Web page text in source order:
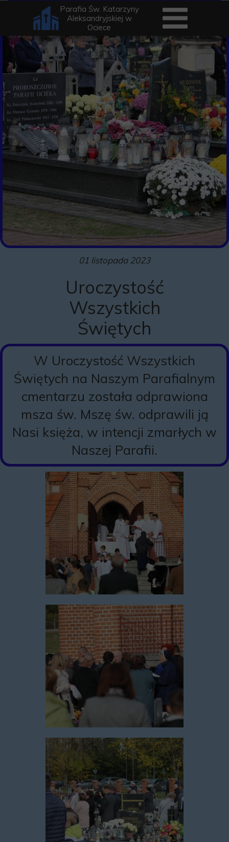
Parafia Św. Katarzyny
Aleksandryjskiej w
Ociece
01 listopada 2023
Uroczystość
Wszystkich
Świętych
W Uroczystość Wszystkich
Świętych na Naszym Parafialnym
cmentarzu została odprawiona
msza św. Mszę św. odprawili ją
Nasi księża, w intencji zmarłych w
Naszej Parafii.